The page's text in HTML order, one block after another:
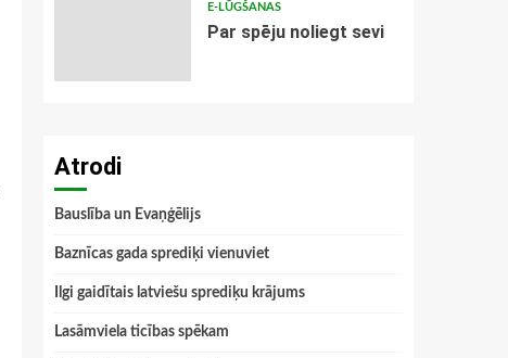
E-LŪGŠANAS
Par spēju noliegt sevi
Atrodi
Bauslība un Evaņģēlijs
Baznīcas gada sprediķi vienuviet
Ilgi gaidītais latviešu sprediķu krājums
Lasāmviela ticības spēkam